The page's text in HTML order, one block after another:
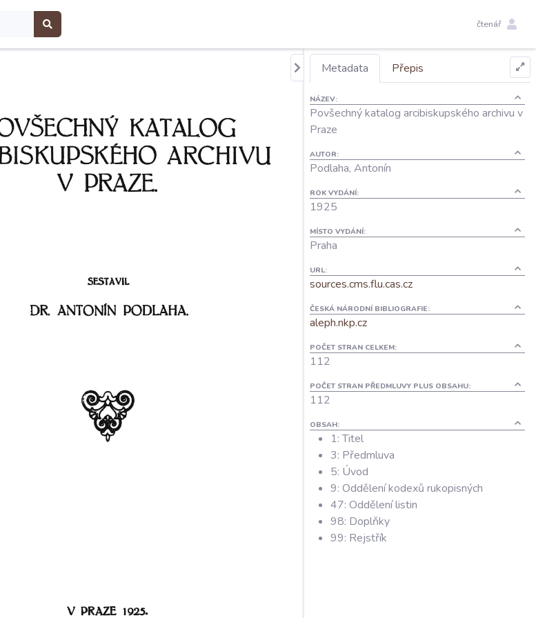
čtenář
Metadata Přepis
NÁZEV:
Povšechný katalog arcibiskupského archivu v
Praze
AUTOR:
Podlaha, Antonín
ROK VYDÁNÍ:
1925
MÍSTO VYDÁNÍ:
Praha
URL:
sources.cms.flu.cas.cz
ČESKÁ NÁRODNÍ BIBLIOGRAFIE:
aleph.nkp.cz
POČET STRAN CELKEM:
112
POČET STRAN PŘEDMLUVY PLUS OBSAHU:
112
OBSAH:
1: Titel
3: Předmluva
5: Úvod
9: Oddělení kodexů rukopisných
47: Oddělení listin
98: Doplňky
99: Rejstřík